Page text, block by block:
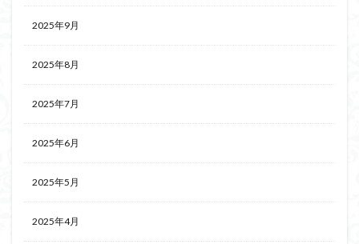
2025年9月
2025年8月
2025年7月
2025年6月
2025年5月
2025年4月